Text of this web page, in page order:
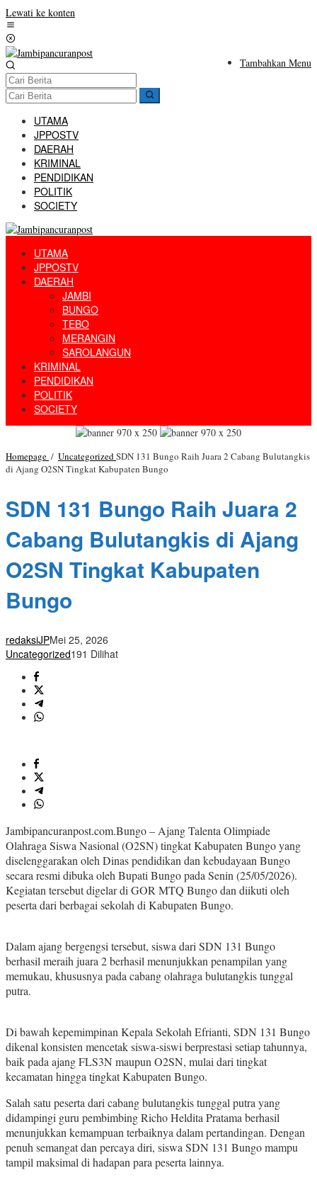
Lewati ke konten
Tambahkan Menu
UTAMA
JPPOSTV
DAERAH
KRIMINAL
PENDIDIKAN
POLITIK
SOCIETY
UTAMA
JPPOSTV
DAERAH
JAMBI
BUNGO
TEBO
MERANGIN
SAROLANGUN
KRIMINAL
PENDIDIKAN
POLITIK
SOCIETY
Homepage / UncategorizedSDN 131 Bungo Raih Juara 2 Cabang Bulutangkis
di Ajang O2SN Tingkat Kabupaten Bungo
SDN 131 Bungo Raih Juara 2
Cabang Bulutangkis di Ajang
O2SN Tingkat Kabupaten
Bungo
redaksiJPMei 25, 2026
Uncategorized191 Dilihat
Jambipancuranpost.com.Bungo – Ajang Talenta Olimpiade
Olahraga Siswa Nasional (O2SN) tingkat Kabupaten Bungo yang
diselenggarakan oleh Dinas pendidikan dan kebudayaan Bungo
secara resmi dibuka oleh Bupati Bungo pada Senin (25/05/2026).
Kegiatan tersebut digelar di GOR MTQ Bungo dan diikuti oleh
peserta dari berbagai sekolah di Kabupaten Bungo.
Dalam ajang bergengsi tersebut, siswa dari SDN 131 Bungo
berhasil meraih juara 2 berhasil menunjukkan penampilan yang
memukau, khususnya pada cabang olahraga bulutangkis tunggal
putra.
Di bawah kepemimpinan Kepala Sekolah Efrianti, SDN 131 Bungo
dikenal konsisten mencetak siswa-siswi berprestasi setiap tahunnya,
baik pada ajang FLS3N maupun O2SN, mulai dari tingkat
kecamatan hingga tingkat Kabupaten Bungo.
Salah satu peserta dari cabang bulutangkis tunggal putra yang
didampingi guru pembimbing Richo Heldita Pratama berhasil
menunjukkan kemampuan terbaiknya dalam pertandingan. Dengan
penuh semangat dan percaya diri, siswa SDN 131 Bungo mampu
tampil maksimal di hadapan para peserta lainnya.